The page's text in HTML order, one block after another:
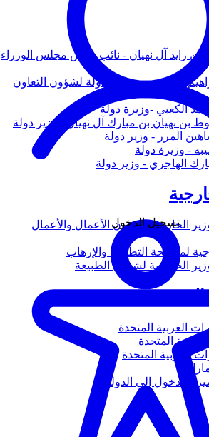
بن زايد آل نهيان - نائب رئيس مجلس الوزراء
الهاشمي - وزيرة دولة لشؤون التعاون
الكعبي -وزيرة دولة
بن نهيان بن مبارك آل نهيان - وزير دولة
المرر - وزير دولة
- وزيرة دولة
الهاجري - وزير دولة
الخارجية لشؤون الأعمال والأعمال
لمكافحة التطرف والإرهاب
الخارجية لشؤون الطبيعة
العربية المتحدة
المتحدة
العربية المتحدة
الدخول إلى الدولة
تسجيل الدخول